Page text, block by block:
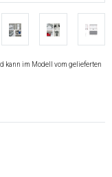
kann im Modell vom gelieferten